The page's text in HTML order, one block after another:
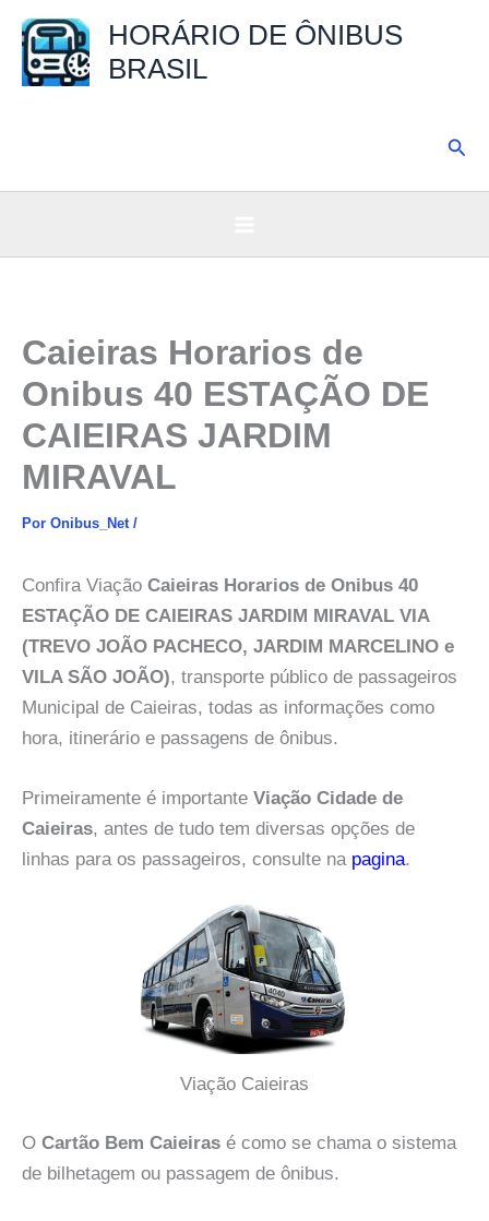
para
HORÁRIO DE ÔNIBUS
BRASIL
Caieiras Horarios de
Onibus 40 ESTAÇÃO DE
CAIEIRAS JARDIM
MIRAVAL
Por Onibus_Net /
Confira Viação Caieiras Horarios de Onibus 40
ESTAÇÃO DE CAIEIRAS JARDIM MIRAVAL VIA
(TREVO JOÃO PACHECO, JARDIM MARCELINO e
VILA SÃO JOÃO), transporte público de passageiros
Municipal de Caieiras, todas as informações como
hora, itinerário e passagens de ônibus.
Primeiramente é importante Viação Cidade de
Caieiras, antes de tudo tem diversas opções de
linhas para os passageiros, consulte na pagina.
Viação Caieiras
O Cartão Bem Caieiras é como se chama o sistema
de bilhetagem ou passagem de ônibus.